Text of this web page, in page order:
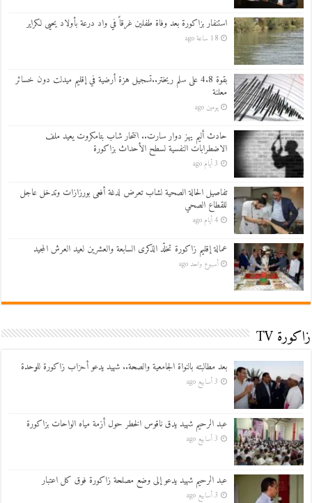
استنفار بزاكورة بعد وفاة طفلين غرقاً في واد درعة بأولاد يحيى لكراير
18 ساعة ago
بقوة 4.8 على سلم ريختر..تسجيل هزة أرضية في إقليم ميدلت دون خسائر
معلنة
يومين ago
حادث أليم يهز دوار سارت.. انتحار شاب بتامكروت يعيد ملف
الاضطرابات النفسية لسطح الأحداث بزاكورة
3 أيام ago
تفاصيل الحالة الصحية لشاب تعرض لدغة أفعى بورزازات وتدخل عاجل
للقطاع الصحي
4 أيام ago
عمالة إقليم زاكورة تخلّد الذكرى السابعة والعشرين لعيد العرش المجيد
أسبوع واحد ago
زاكورة TV
بعد مطالبته بالنواة الجامعية والصحة.. شهيد يدعو أحزاب زاكورة للوحدة
3 أسابيع ago
عبد الرحيم شهيد يدق ناقوس الخطر حول أزمة مياه الواحات بزاكورة
3 أسابيع ago
عبد الرحيم شهيد يدعو إلى وضع مصلحة زاكورة فوق كل اعتبار
3 أسابيع ago